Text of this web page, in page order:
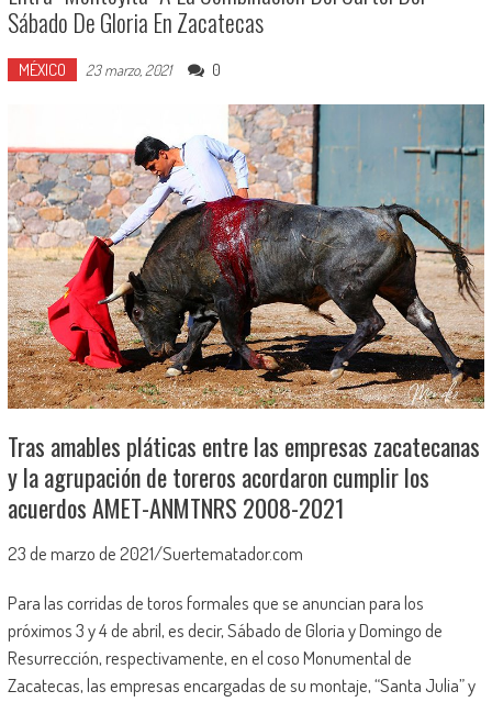
Sábado De Gloria En Zacatecas
MÉXICO 23 marzo, 2021 0
Tras amables pláticas entre las empresas zacatecanas
y la agrupación de toreros acordaron cumplir los
acuerdos AMET-ANMTNRS 2008-2021
23 de marzo de 2021/Suertematador.com
Para las corridas de toros formales que se anuncian para los
próximos 3 y 4 de abril, es decir, Sábado de Gloria y Domingo de
Resurrección, respectivamente, en el coso Monumental de
Zacatecas, las empresas encargadas de su montaje, “Santa Julia” y